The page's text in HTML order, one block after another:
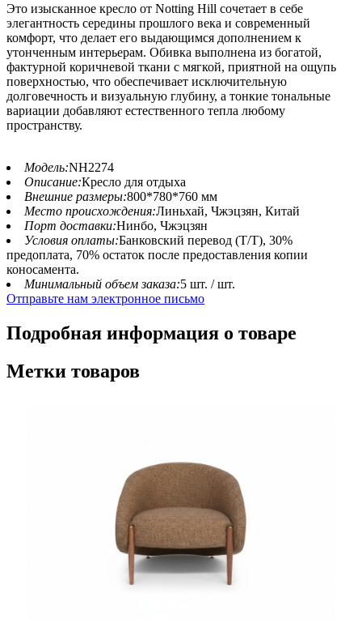
Это изысканное кресло от Notting Hill сочетает в себе
элегантность середины прошлого века и современный
комфорт, что делает его выдающимся дополнением к
утонченным интерьерам. Обивка выполнена из богатой,
фактурной коричневой ткани с мягкой, приятной на ощупь
поверхностью, что обеспечивает исключительную
долговечность и визуальную глубину, а тонкие тональные
вариации добавляют естественного тепла любому
пространству.
Модель:NH2274
Описание:Кресло для отдыха
Внешние размеры:800*780*760 мм
Место происхождения:Линьхай, Чжэцзян, Китай
Порт доставки:Нинбо, Чжэцзян
Условия оплаты:Банковский перевод (T/T), 30%
предоплата, 70% остаток после предоставления копии
коносамента.
Минимальный объем заказа:5 шт. / шт.
Отправьте нам электронное письмо
Подробная информация о товаре
Метки товаров